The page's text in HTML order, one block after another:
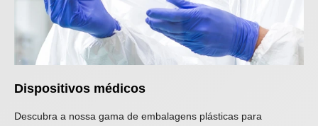
Dispositivos médicos
Descubra a nossa gama de embalagens plásticas para